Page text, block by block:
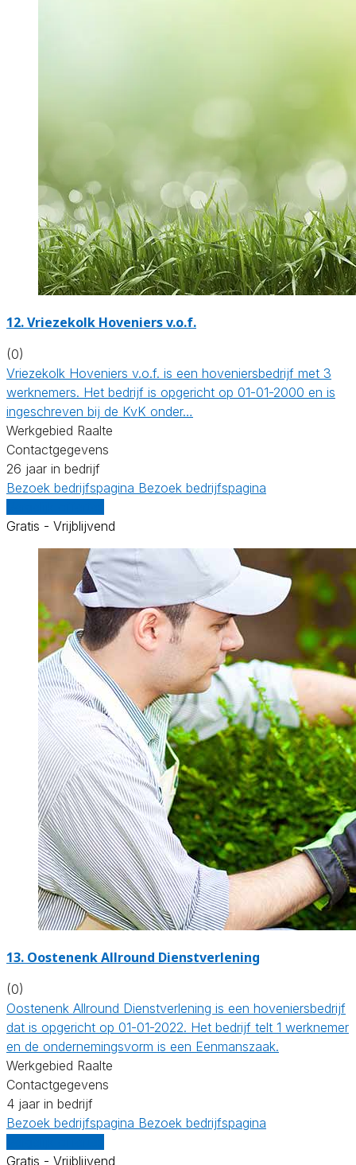
12.Vriezekolk Hoveniers v.o.f.
(0)
Vriezekolk Hoveniers v.o.f. is een hoveniersbedrijf met 3
werknemers. Het bedrijf is opgericht op 01-01-2000 en is
ingeschreven bij de KvK onder…
Werkgebied Raalte
Contactgegevens
26 jaar in bedrijf
Bezoek bedrijfspagina Bezoek bedrijfspagina
Gratis - Vrijblijvend
13. Oostenenk Allround Dienstverlening
(0)
Oostenenk Allround Dienstverlening is een hoveniersbedrijf
dat is opgericht op 01-01-2022. Het bedrijf telt 1 werknemer
en de ondernemingsvorm is een Eenmanszaak.
Werkgebied Raalte
Contactgegevens
4 jaar in bedrijf
Bezoek bedrijfspagina Bezoek bedrijfspagina
Gratis - Vrijblijvend